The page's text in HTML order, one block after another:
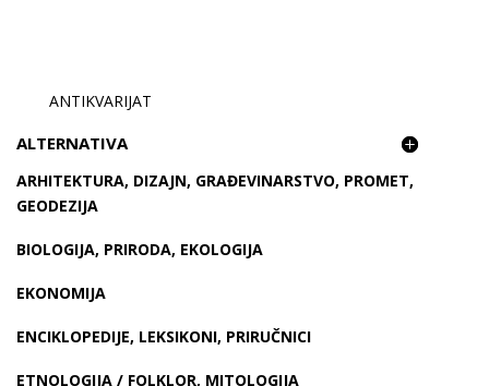
ANTIKVARIJAT
ALTERNATIVA
ARHITEKTURA, DIZAJN, GRAĐEVINARSTVO, PROMET,
GEODEZIJA
BIOLOGIJA, PRIRODA, EKOLOGIJA
EKONOMIJA
ENCIKLOPEDIJE, LEKSIKONI, PRIRUČNICI
ETNOLOGIJA / FOLKLOR, MITOLOGIJA